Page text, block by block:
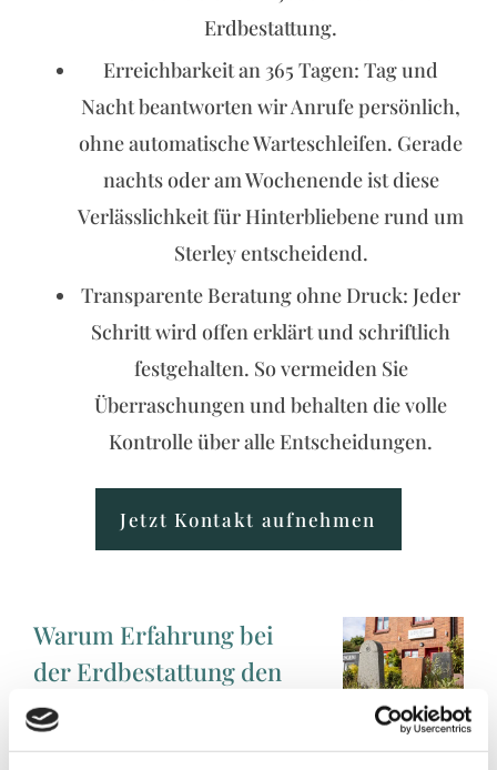
Erdbestattung.
Erreichbarkeit an 365 Tagen: Tag und
Nacht beantworten wir Anrufe persönlich,
ohne automatische Warteschleifen. Gerade
nachts oder am Wochenende ist diese
Verlässlichkeit für Hinterbliebene rund um
Sterley entscheidend.
Transparente Beratung ohne Druck: Jeder
Schritt wird offen erklärt und schriftlich
festgehalten. So vermeiden Sie
Überraschungen und behalten die volle
Kontrolle über alle Entscheidungen.
Jetzt Kontakt aufnehmen
Warum Erfahrung bei
der Erdbestattung den
Unterschied macht
Eine Erdbestattung ist die